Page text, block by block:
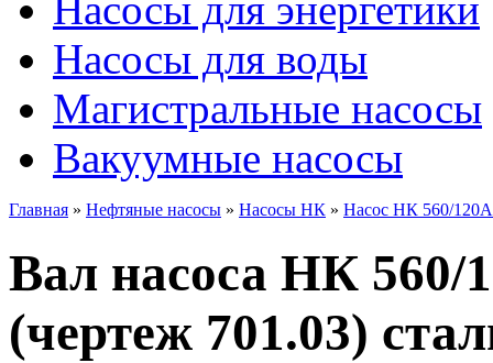
Насосы для воды
Магистральные насосы
Вакуумные насосы
Главная » Нефтяные насосы » Насосы НК » Насос НК 560/120А
Вал насоса НК
(чертеж 701.03)